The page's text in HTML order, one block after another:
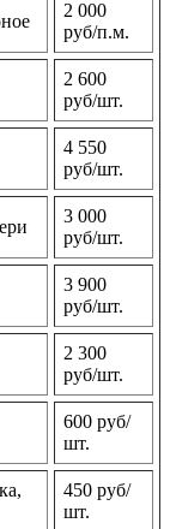
2 000
руб/п.м.
2 600
руб/шт.
4 550
руб/шт.
3 000
руб/шт.
3 900
руб/шт.
2 300
руб/шт.
600 руб/
шт.
450 руб/
шт.